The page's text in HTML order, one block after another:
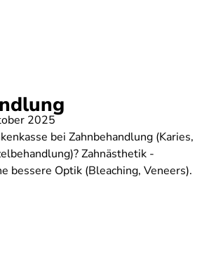
2025
bei Zahnbehandlung (Karies,
Zahnästhetik -
bessere Optik (Bleaching, Veneers).